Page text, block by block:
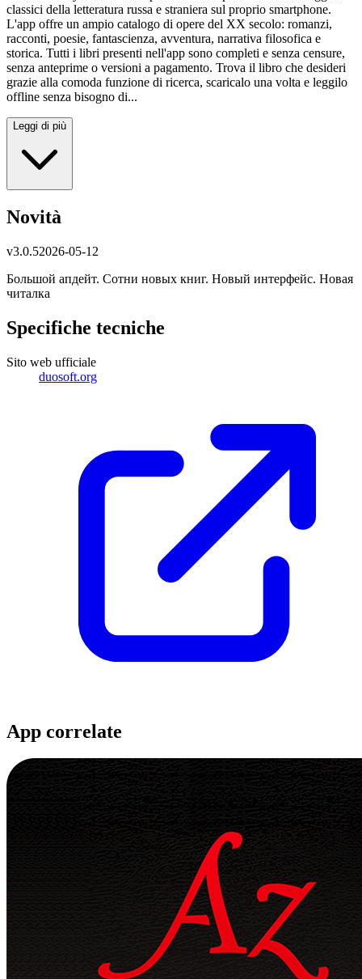
classici della letteratura russa e straniera sul proprio smartphone.
L'app offre un ampio catalogo di opere del XX secolo: romanzi,
racconti, poesie, fantascienza, avventura, narrativa filosofica e
storica. Tutti i libri presenti nell'app sono completi e senza censure,
senza anteprime o versioni a pagamento. Trova il libro che desideri
grazie alla comoda funzione di ricerca, scaricalo una volta e leggilo
offline senza bisogno di...
Leggi di più
Novità
v3.0.52026-05-12
Большой апдейт. Сотни новых книг. Новый интерфейс. Новая
читалка
Specifiche tecniche
Sito web ufficiale
duosoft.org
App correlate